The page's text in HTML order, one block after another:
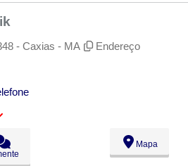
- Caxias - MA
Endereço
Mapa